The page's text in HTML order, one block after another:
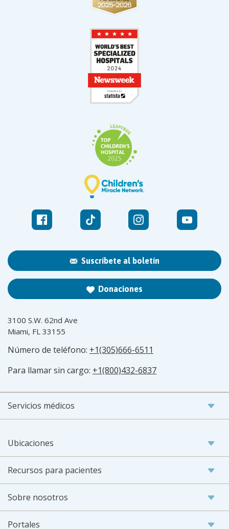
Suscríbete al boletín
Donaciones
3100 S.W. 62nd Ave
Miami, FL 33155
Número de teléfono: +1(305)666-6511
Para llamar sin cargo: +1(800)432-6837
Servicios médicos
Ubicaciones
Recursos para pacientes
Sobre nosotros
Portales